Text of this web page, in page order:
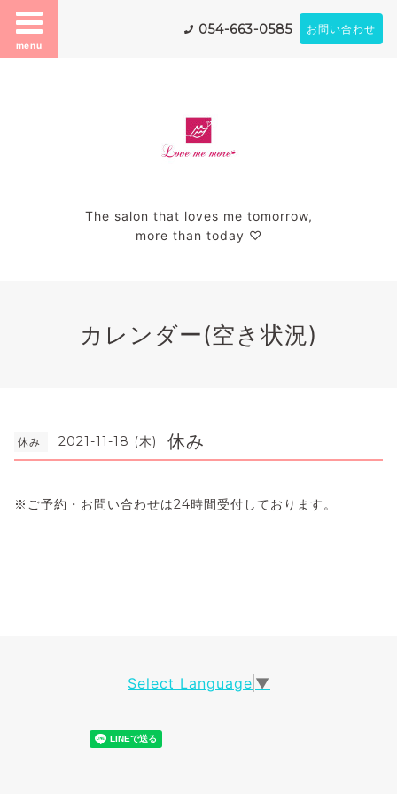
menu
054-663-0585 お問い合わせ
The salon that loves me tomorrow,
more than today ♡
カレンダー(空き状況)
休み 2021-11-18 (木) 休み
※ご予約・お問い合わせは24時間受付しております。
Select Language ▼